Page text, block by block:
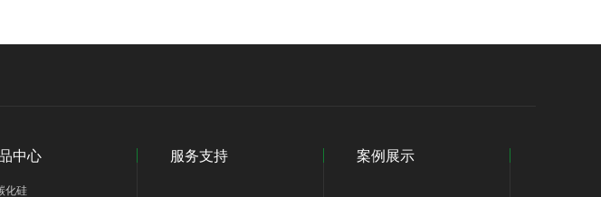
中心
化硅
服务支持 案例展示